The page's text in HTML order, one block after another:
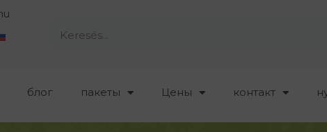
блог пакеты Цены контакт